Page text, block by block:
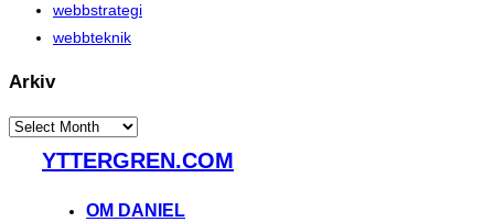
webbstrategi
webbteknik
Arkiv
Arkiv
YTTERGREN.COM
OM DANIEL